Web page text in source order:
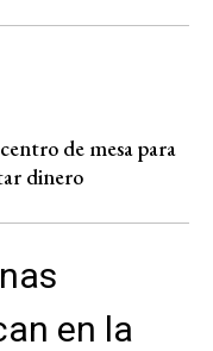
de mesa para
dinero
en la